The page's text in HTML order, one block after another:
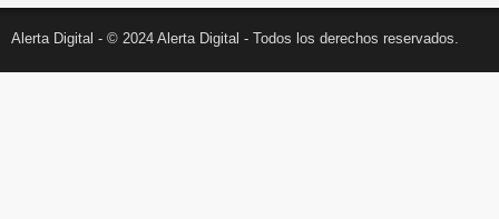
Alerta Digital - © 2024 Alerta Digital - Todos los derechos reservados.